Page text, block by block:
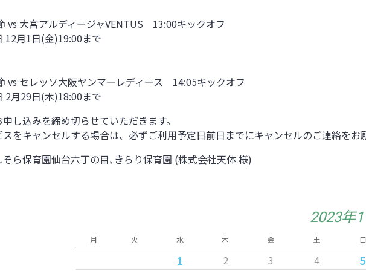
大宮アルディージャVENTUS 13:00キックオフ
月1日(金)19:00まで
セレッソ大阪ヤンマーレディース 14:05キックオフ
29日(木)18:00まで
し込みを締め切らせていただきます。
をキャンセルする場合は、必ずご利用予定日前日までにキャンセルのご連絡をお
ら保育園仙台六丁の目､きらり保育園 (株式会社天体 様)
2023年
月 火 水 木 金 土 日
1 2 3 4 5